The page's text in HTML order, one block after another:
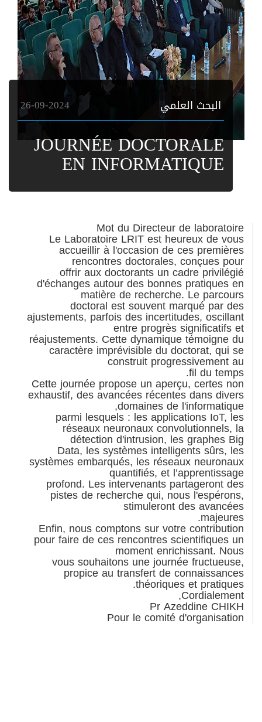
البحث العلمي 26-09-2024
JOURNÉE DOCTORALE
EN INFORMATIQUE
Mot du Directeur de laboratoire
Le Laboratoire LRIT est heureux de vous
accueillir à l'occasion de ces premières
rencontres doctorales, conçues pour
offrir aux doctorants un cadre privilégié
d'échanges autour des bonnes pratiques en
matière de recherche. Le parcours
doctoral est souvent marqué par des
ajustements, parfois des incertitudes, oscillant
entre progrès significatifs et
réajustements. Cette dynamique témoigne du
caractère imprévisible du doctorat, qui se
construit progressivement au
fil du temps.
Cette journée propose un aperçu, certes non
exhaustif, des avancées récentes dans divers
domaines de l'informatique,
parmi lesquels : les applications IoT, les
réseaux neuronaux convolutionnels, la
détection d'intrusion, les graphes Big
Data, les systèmes intelligents sûrs, les
systèmes embarqués, les réseaux neuronaux
quantifiés, et l’apprentissage
profond. Les intervenants partageront des
pistes de recherche qui, nous l'espérons,
stimuleront des avancées
majeures.
Enfin, nous comptons sur votre contribution
pour faire de ces rencontres scientifiques un
moment enrichissant. Nous
vous souhaitons une journée fructueuse,
propice au transfert de connaissances
théoriques et pratiques.
Cordialement,
Pr Azeddine CHIKH
Pour le comité d'organisation